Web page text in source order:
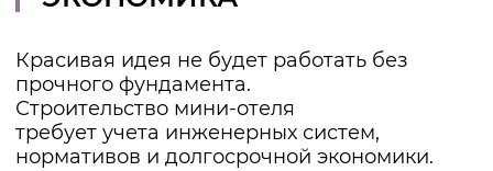
а история, к которой будут возвращаться
гости. Если вы мечтаете о своём отеле —
мы поможем превратить идею в
архитектуру, которая работает.
Мини-гостиница — это не стены и крыша,